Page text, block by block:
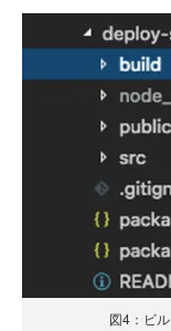
図4：ビ